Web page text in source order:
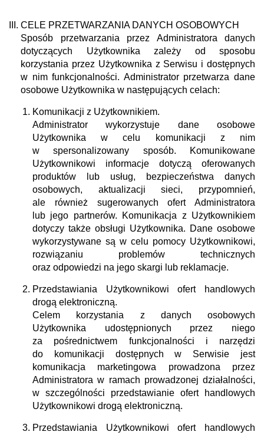
CELE PRZETWARZANIA DANYCH OSOBOWYCH
Sposób przetwarzania przez Administratora danych
dotyczących Użytkownika zależy od sposobu
korzystania przez Użytkownika z Serwisu i dostępnych
w nim funkcjonalności. Administrator przetwarza dane
osobowe Użytkownika w następujących celach:
Komunikacji z Użytkownikiem.
Administrator wykorzystuje dane osobowe
Użytkownika w celu komunikacji z nim
w spersonalizowany sposób. Komunikowane
Użytkownikowi informacje dotyczą oferowanych
produktów lub usług, bezpieczeństwa danych
osobowych, aktualizacji sieci, przypomnień,
ale również sugerowanych ofert Administratora
lub jego partnerów. Komunikacja z Użytkownikiem
dotyczy także obsługi Użytkownika. Dane osobowe
wykorzystywane są w celu pomocy Użytkownikowi,
rozwiązaniu problemów technicznych
oraz odpowiedzi na jego skargi lub reklamacje.
Przedstawiania Użytkownikowi ofert handlowych
drogą elektroniczną.
Celem korzystania z danych osobowych
Użytkownika udostępnionych przez niego
za pośrednictwem funkcjonalności i narzędzi
do komunikacji dostępnych w Serwisie jest
komunikacja marketingowa prowadzona przez
Administratora w ramach prowadzonej działalności,
w szczególności przedstawianie ofert handlowych
Użytkownikowi drogą elektroniczną.
Przedstawiania Użytkownikowi ofert handlowych